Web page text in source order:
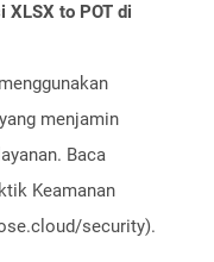
XLSX to POT di
menjamin
Baca
Keamanan
security).